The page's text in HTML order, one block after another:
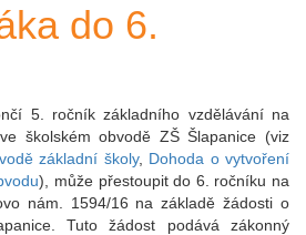
do 6.
5. ročník základního vzdělávání na
školském obvodě ZŠ Šlapanice (viz
základní školy, Dohoda o vytvoření
), může přestoupit do 6. ročníku na
nám. 1594/16 na základě žádosti o
Tuto žádost podává zákonný